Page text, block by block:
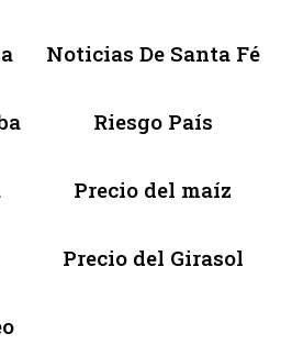
Noticias De Santa Fé
Riesgo País
Precio del maíz
Precio del Girasol